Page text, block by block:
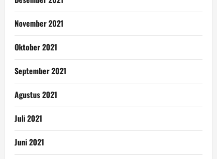
November 2021
Oktober 2021
September 2021
Agustus 2021
Juli 2021
Juni 2021